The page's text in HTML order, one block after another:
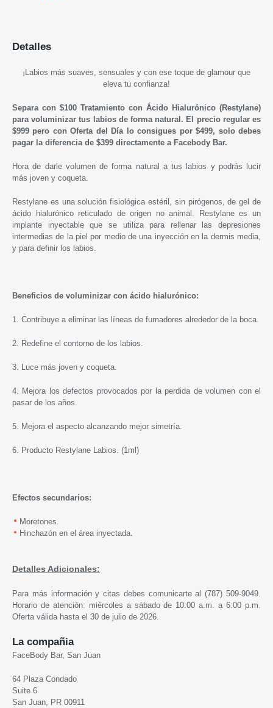
Detalles
¡L abios más suaves, sensuales y con ese toque de glamour que
eleva tu confianza!
Separa con $100 Tratamiento con Ácido Hialurónico (Restylane)
para voluminizar tus labios de forma natural. El precio regular es
$999 pero con Oferta del Día lo consigues por $499, solo debes
pagar la diferencia de $399 directamente a Facebody Bar.
Hora de darle volumen de forma natural a tus labios y podrás lucir
más joven y coqueta.
Restylane es una solución fisiológica estéril, sin pirógenos, de gel de
ácido hialurónico reticulado de origen no animal. Restylanees un
implante inyectable que se utiliza para rellenar las depresiones
intermedias de la piel por medio de una inyección en la dermis media,
y para definir los labios.
Beneficios de voluminizar con ácido hialurónico:
1. Contribuye a eliminar las líneas de fumadores alrededor de la boca.
2. Redefine el contorno de los labios.
3. Luce más joven y coqueta.
4. Mejora los defectos provocados por la perdida de volumen con el
pasar de los años.
5. Mejora el aspecto alcanzando mejor simetría.
6. Producto Restylane Labios. (1ml)
Efectos secundarios:
Moretones.
Hinchazón en el área inyectada.
Detalles Adicionales:
Para más información y citas debes comunicarte al (787) 509-9049.
Horario de atención: miércoles a sábado de 10:00 a.m. a 6:00 p.m.
Oferta válida hasta el 30 de julio de 2026.
La compañia
FaceBody Bar, San Juan
64 Plaza Condado
Suite 6
San Juan, PR 00911